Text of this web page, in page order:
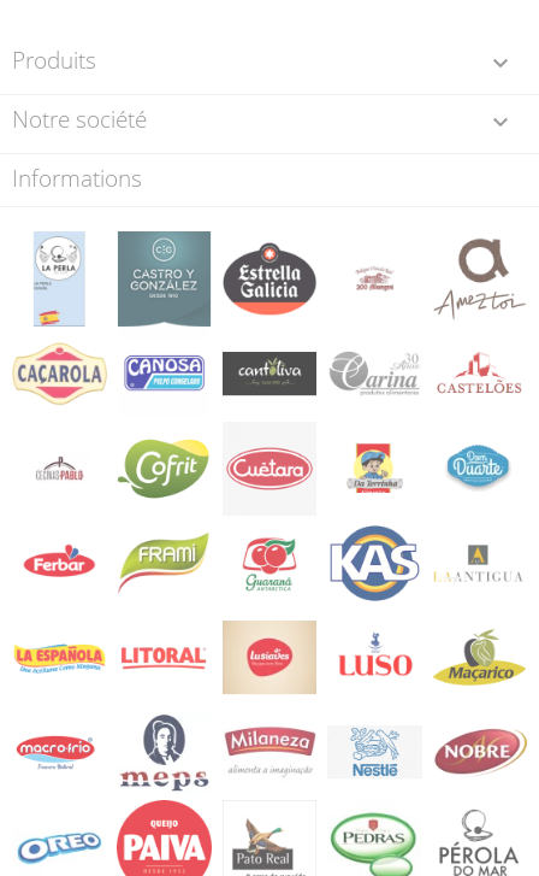
Produits 
Notre société 
Informations